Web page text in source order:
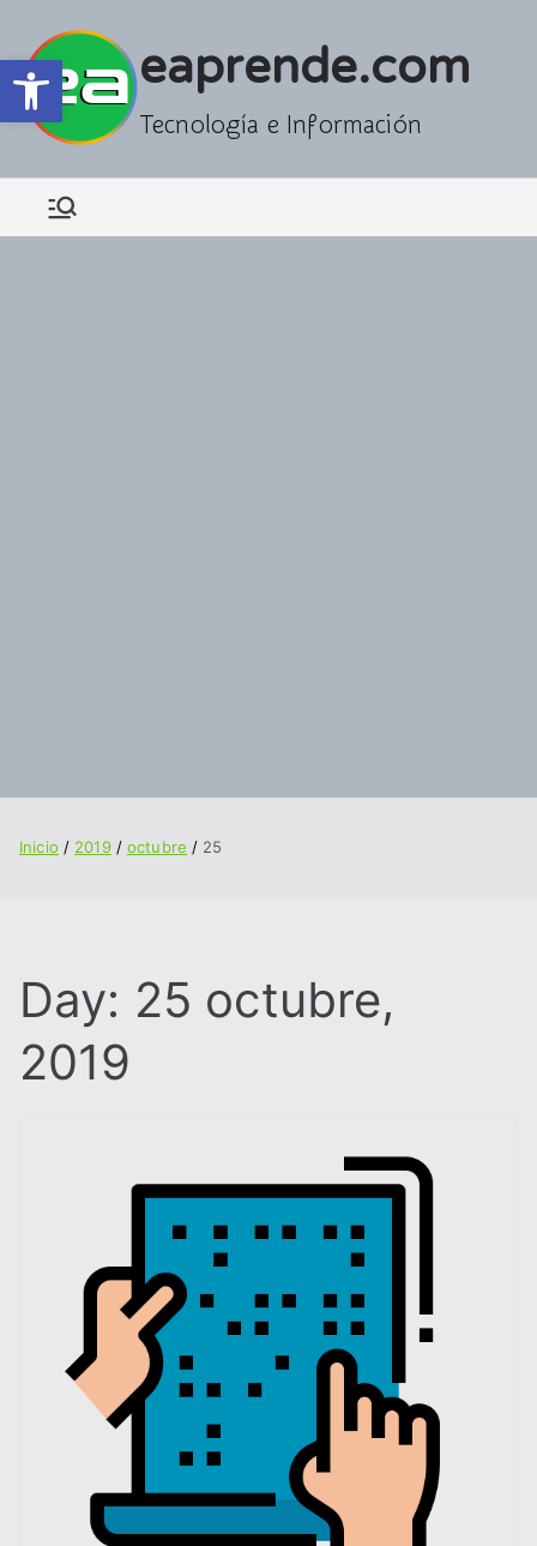
Abrir barra de herramientas
contenido
eaprende.com
Tecnología e Información
Inicio 2019 octubre 25
Day: 25 octubre,
2019